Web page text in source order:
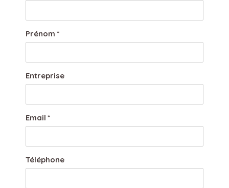
Prénom *
Entreprise
Email *
Téléphone